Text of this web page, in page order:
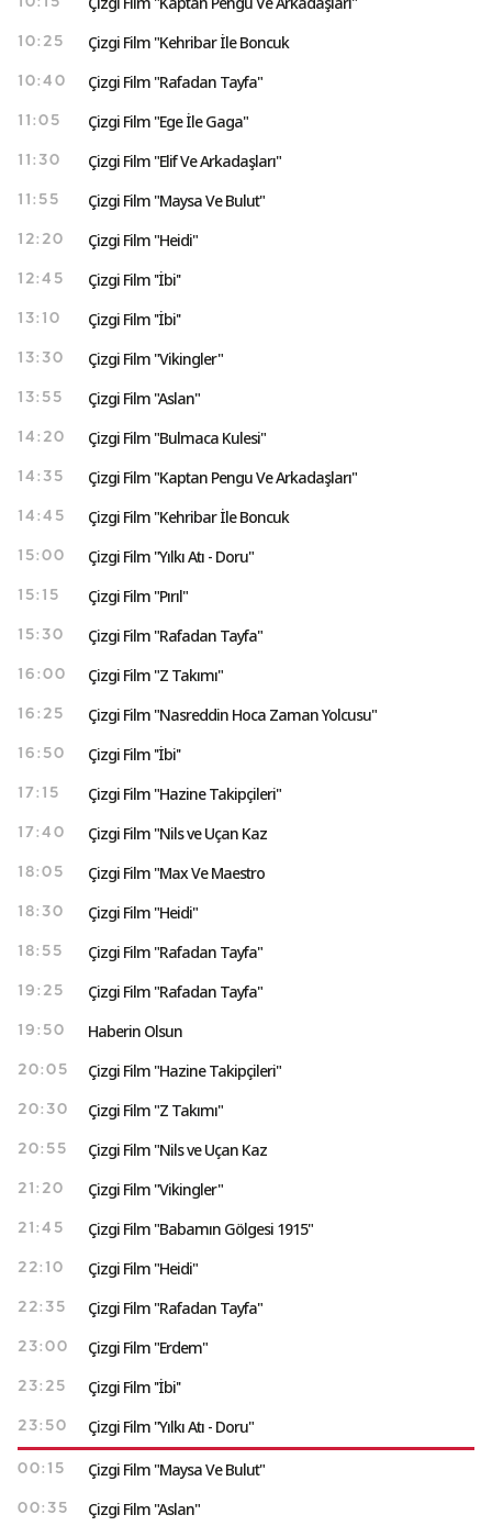
10:25 Çizgi Film "Kehribar İle Boncuk
10:40 Çizgi Film "Rafadan Tayfa"
11:05 Çizgi Film "Ege İle Gaga"
11:30 Çizgi Film "Elif Ve Arkadaşları"
11:55 Çizgi Film "Maysa Ve Bulut"
12:20 Çizgi Film "Heidi"
12:45 Çizgi Film ''İbi''
13:10 Çizgi Film ''İbi''
13:30 Çizgi Film "Vikingler"
13:55 Çizgi Film "Aslan"
14:20 Çizgi Film "Bulmaca Kulesi"
14:35 Çizgi Film "Kaptan Pengu Ve Arkadaşları"
14:45 Çizgi Film "Kehribar İle Boncuk
15:00 Çizgi Film "Yılkı Atı - Doru"
15:15 Çizgi Film "Pırıl"
15:30 Çizgi Film "Rafadan Tayfa"
16:00 Çizgi Film "Z Takımı"
16:25 Çizgi Film "Nasreddin Hoca Zaman Yolcusu"
16:50 Çizgi Film ''İbi''
17:15 Çizgi Film "Hazine Takipçileri"
17:40 Çizgi Film "Nils ve Uçan Kaz
18:05 Çizgi Film "Max Ve Maestro
18:30 Çizgi Film "Heidi"
18:55 Çizgi Film "Rafadan Tayfa"
19:25 Çizgi Film "Rafadan Tayfa"
19:50 Haberin Olsun
20:05 Çizgi Film "Hazine Takipçileri"
20:30 Çizgi Film "Z Takımı"
20:55 Çizgi Film "Nils ve Uçan Kaz
21:20 Çizgi Film "Vikingler"
21:45 Çizgi Film "Babamın Gölgesi 1915"
22:10 Çizgi Film "Heidi"
22:35 Çizgi Film "Rafadan Tayfa"
23:00 Çizgi Film "Erdem"
23:25 Çizgi Film ''İbi''
23:50 Çizgi Film "Yılkı Atı - Doru"
00:15 Çizgi Film "Maysa Ve Bulut"
00:35 Çizgi Film "Aslan"